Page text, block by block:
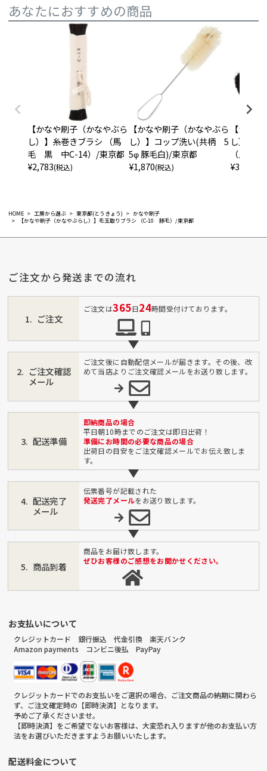
HOME 工房から選ぶ 東京都(とうきょう)
かなや刷子
【かなや刷子（かなやぶらし）】毛玉取りブラシ （C-10 豚毛）/東京都
あなたにおすすめの商品
【かなや刷子（かなやぶら
し）】糸巻きブラシ （馬
毛 黒 中C-14）/東京都
¥2,783(税込)
【かなや刷子（かなやぶら
し）】コップ洗い(共柄 5
5φ 豚毛白)/東京都
¥1,870(税込)
【かな
し）】
（馬毛
¥3,058
ご注文から発送までの流れ
ご注文
ご注文は365日24時間受付けております。
ご注文確認
メール
ご注文後に自動配信メールが届きます。その後、改
めて当店よりご注文確認メールをお送り致します。
配送準備
即納商品の場合
平日朝10時までのご注文は即日出荷！
準備にお時間の必要な商品の場合
出荷日の目安をご注文確認メールでお伝え致しま
す。
配送完了
メール
伝票番号が記載された
発送完了メールをお送り致します。
商品到着
商品をお届け致します。
ぜひお客様のご感想をお聞かせください。
お支払いについて
クレジットカード 銀行振込 代金引換 楽天バンク
Amazon payments コンビニ後払 PayPay
クレジットカードでのお支払いをご選択の場合、ご注文商品の納期に関わら
ず、ご注文確定時の【即時決済】となります。
予めご了承くださいませ。
【即時決済】をご希望でないお客様は、大変恐れ入りますが他のお支払い方
法をお選びいただきますようお願いいたします。
配送料金について